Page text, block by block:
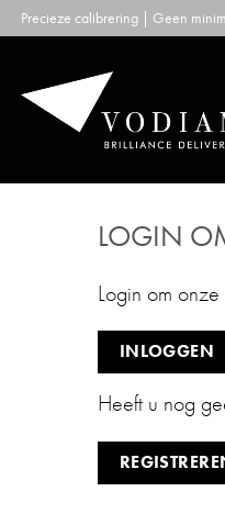
Skip
to
Precieze calibrering | Geen
LOGIN
Login om onze
INLOGGEN
Heeft u nog